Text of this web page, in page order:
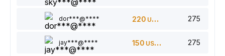
dor***@**** 220 USDT 275
jay***@**** 150 USDT 275